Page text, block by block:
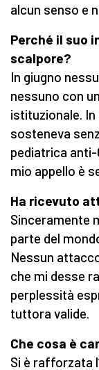
alcun senso e
Perché il suo
scalpore?
In giugno
nessuno con
istituzionale. In
sosteneva
pediatrica anti-
mio appello è
Ha ricevuto
Sinceramente
parte del
Nessun
che mi desse
perplessità
tuttora valide.
Che cosa è
Si è rafforzata